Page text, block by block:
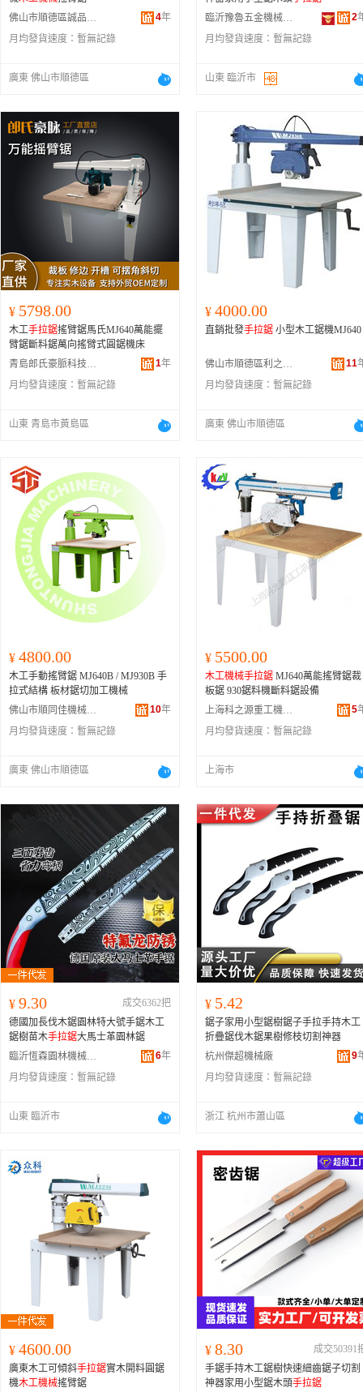
佛山市順德區誠品誠木工機械廠
4年
月均發貨速度： 暫無記錄
廣東 佛山市順德區
臨沂豫魯五金機械有限公司
2
月均發貨速度： 暫無記錄
山東 臨沂市
¥ 5798.00
木工手拉鋸搖臂鋸馬氏MJ640萬能擺
臂鋸斷料鋸萬向搖臂式圓鋸機床
青島郎氏豪脈科技有限公司
1年
月均發貨速度： 暫無記錄
山東 青島市黃島區
¥ 4000.00
直銷批發手拉鋸 小型木工鋸機MJ640
佛山市順德區利之洋機械有限公司 11
月均發貨速度： 暫無記錄
廣東 佛山市順德區
¥ 4800.00
木工手動搖臂鋸 MJ640B / MJ930B 手
拉式結構 板材鋸切加工機械
佛山市順同佳機械制造有限公司
10年
月均發貨速度： 暫無記錄
廣東 佛山市順德區
¥ 5500.00
木工機械手拉鋸 MJ640萬能搖臂鋸裁
板鋸 930鋸料機斷料鋸設備
上海科之源重工機械有限公司
5
月均發貨速度： 暫無記錄
上海市
¥ 9.30
成交6362把
德國加長伐木鋸園林特大號手鋸木工
鋸樹苗木手拉鋸大馬士革園林鋸
臨沂恆森園林機械有限公司
6年
月均發貨速度： 暫無記錄
山東 臨沂市
¥ 5.42
鋸子家用小型鋸樹鋸子手拉手持木工
折疊鋸伐木鋸果樹修枝切割神器
杭州傑超機械廠
9
月均發貨速度： 暫無記錄
浙江 杭州市蕭山區
¥ 4600.00
廣東木工可傾斜手拉鋸實木開料圓鋸
機木工機械搖臂鋸
¥ 8.30
成交50391
手鋸手持木工鋸樹快速細齒鋸子切割
神器家用小型鋸木頭手拉鋸